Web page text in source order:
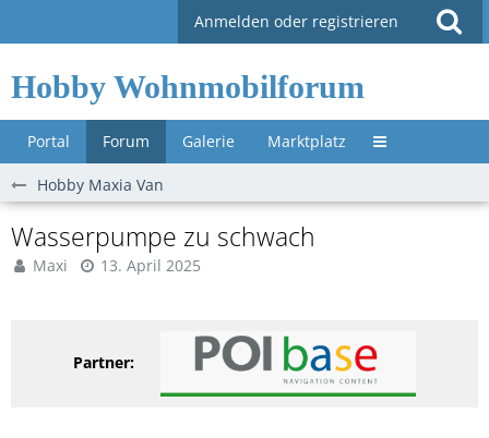
Anmelden oder registrieren
Hobby Wohnmobilforum
Portal Forum Galerie Marktplatz Untermenü »
Hobby Maxia Van
Wasserpumpe zu schwach
Maxi 13. April 2025
Partner: